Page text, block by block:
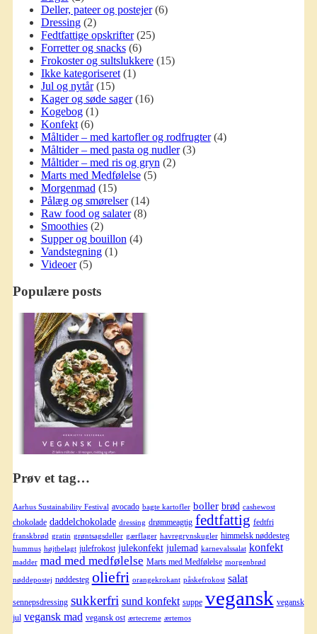
Deller, pateer og postejer(6)
Dressing(2)
Fedtfattige opskrifter(25)
Forretter og snacks(6)
Frokoster og sultslukkere(15)
Ikke kategoriseret(1)
Jul og nytår(15)
Kager og søde sager(16)
Kogebog(1)
Konfekt(6)
Måltider – med kartofler og rodfrugter(4)
Måltider – med pasta og nudler(3)
Måltider – med ris og gryn (2)
Marts med Medfølelse(5)
Morgenmad (15)
Pålæg og smørelser(14)
Raw food og salater(8)
Smoothies(2)
Supper og bouillon (4)
Vandstegning(1)
Videoer(5)
Populære posts
Prøv et tag…
Aarhus Sustainability Festival avocado bagte kartofler boller brød cashewost
chokolade daddelchokolade dressing drømmeagtig fedtfattig fedtfri
franskbrød gratin grøntsagsdeller gærflager havregrynskugler himmelsk nøddesteg
hummus højtbelagt julefrokost julekonfekt julemad karnevalssalat konfekt
madder mad med medfølelse Marts med Medfølelse morgenbrød
nøddepostej nøddesteg oliefri orangekrokant påskefrokost salat
sennepsdressing sukkerfri sund konfekt suppe vegansk vegansk
jul vegansk mad vegansk ost ærtecreme ærtemos